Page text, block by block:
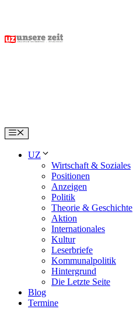
content
Menu
UZ
Wirtschaft & Soziales
Positionen
Anzeigen
Politik
Theorie & Geschichte
Aktion
Internationales
Kultur
Leserbriefe
Kommunalpolitik
Hintergrund
Die Letzte Seite
Blog
Termine